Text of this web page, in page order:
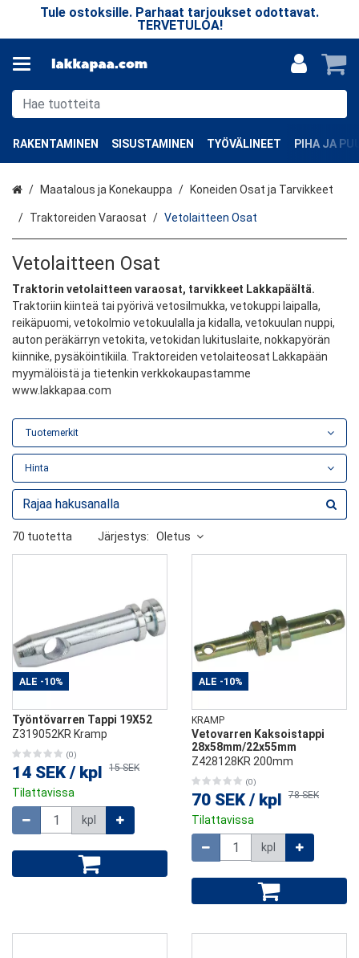
Tule ostoksille. Parhaat tarjoukset odottavat.
TERVETULOA!
RAKENTAMINEN SISUSTAMINEN TYÖVÄLINEET PIHA JA
EtusivuMaatalous ja Konekauppa Koneiden Osat ja Tarvikkeet
Traktoreiden Varaosat Vetolaitteen Osat
Vetolaitteen Osat
Traktorin vetolaitteen varaosat, tarvikkeet Lakkapäältä.
Traktoriin kiinteä tai pyörivä vetosilmukka, vetokuppi laipalla,
reikäpuomi, vetokolmio vetokuulalla ja kidalla, vetokuulan nuppi,
auton peräkärryn vetokita, vetokidan lukituslaite, nokkapyörän
kiinnike, pysäköintikiila. Traktoreiden vetolaiteosat Lakkapään
myymälöistä ja tietenkin verkkokaupastamme
www.lakkapaa.com
ALE -10%
Työntövarren Tappi 19X52
Z319052KR Kramp
(0)
14 SEK / kpl 15 SEK
Tilattavissa
kpl
ALE -10%
KRAMP
Vetovarren Kaksoistappi
28x58mm/22x55mm
Z428128KR 200mm
(0)
70 SEK / kpl 78 SEK
Tilattavissa
kpl
Tuotemerkit
Hinta
70 tuotetta Järjestys: Oletus